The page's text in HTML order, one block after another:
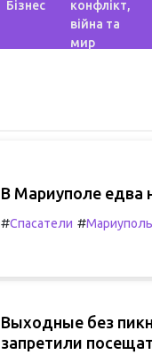
Бізнес
конфлікт,
війна та
мир
В Мариуполе едва
#Спасатели #Мариуполь
Выходные без
запретили